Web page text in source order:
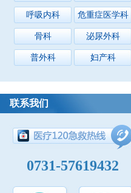
呼吸内科 危重症医学科
骨科 泌尿外科
普外科 妇产科
联系我们
0731-57619432